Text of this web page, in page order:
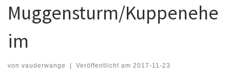
Muggensturm/Kuppenehe
im
von vauderwange | Veröffentlicht am 2017-11-23